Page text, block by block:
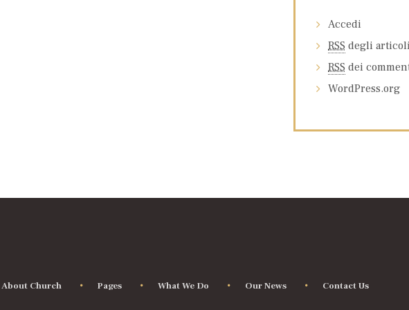
Accedi
RSS degli articoli
RSS dei
WordPress.org
About Church Pages What We Do Our News Contact Us